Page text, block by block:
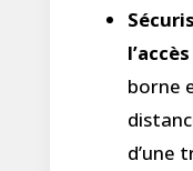
l’accès
borne
d’une